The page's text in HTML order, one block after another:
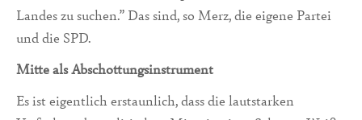
Landes zu suchen.” Das sind, so Merz, die eigene Partei
und die SPD.
Mitte als Abschottungsinstrument
Es ist eigentlich erstaunlich, dass die lautstarken